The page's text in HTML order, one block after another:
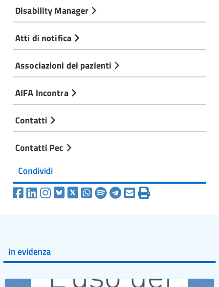
Disability Manager
Atti di notifica
Associazioni dei pazienti
AIFA Incontra
Contatti
Contatti Pec
Condividi
In evidenza